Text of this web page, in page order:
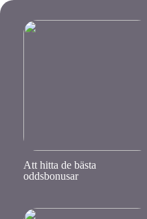
Att hitta de bästa
oddsbonusar